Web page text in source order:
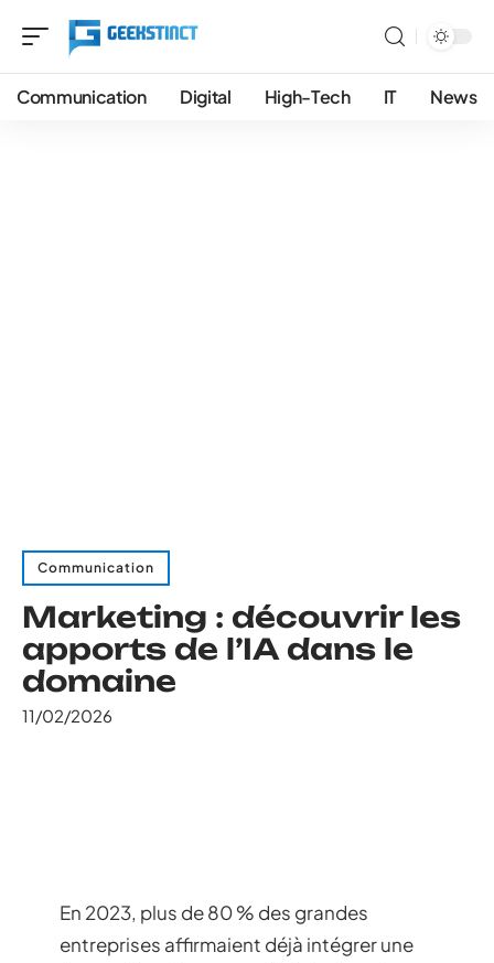
Communication Digital High-Tech IT News
Communication
Marketing : découvrir les
apports de l’IA dans le
domaine
11/02/2026
En 2023, plus de 80 % des grandes
entreprises affirmaient déjà intégrer une